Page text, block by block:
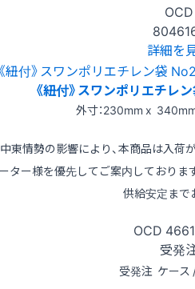
OCD
詳細を
《紐付》スワンポリエチ
外寸：230mm x
東情勢の影響により、本商品は入荷
ター様を優先してご案内しておりま
供給安定ま
OCD
受発
受発注 ケー